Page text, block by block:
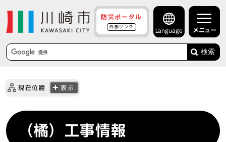
防災ポータル
外部リンク
Language メニュー
検索
現在位置 表示
（橘）工事情報